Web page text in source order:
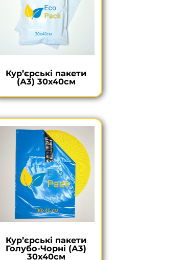
Кур’єрські пакети
(А3) 30х40см
Кур’єрські пакети
Голубо-Чорні (А3)
30х40см